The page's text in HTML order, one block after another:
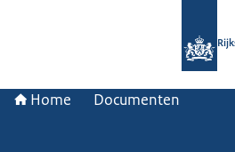
Home Documenten